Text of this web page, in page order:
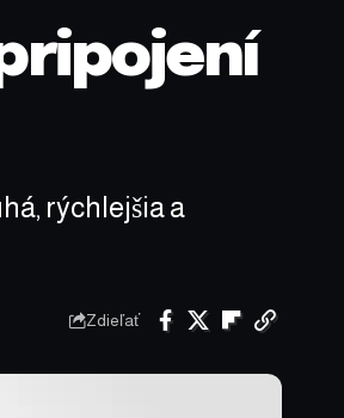
rýchlejšia a
Zdieľať